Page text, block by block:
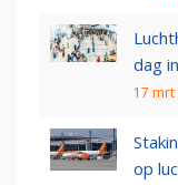
dag
17 mrt
op